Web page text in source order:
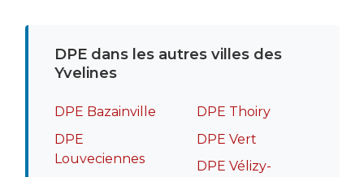
DPE dans les autres villes des
Yvelines
DPE Bazainville
DPE
Louveciennes
DPE Thoiry
DPE Vert
DPE Vélizy-